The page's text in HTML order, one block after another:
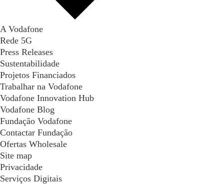
A Vodafone
Rede 5G
Press Releases
Sustentabilidade
Projetos Financiados
Trabalhar na Vodafone
Vodafone Innovation Hub
Vodafone Blog
Fundação Vodafone
Contactar Fundação
Ofertas Wholesale
Site map
Privacidade
Serviços Digitais